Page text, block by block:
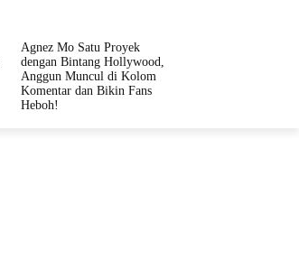
Agnez Mo Satu Proyek
dengan Bintang Hollywood,
Anggun Muncul di Kolom
Komentar dan Bikin Fans
Heboh!